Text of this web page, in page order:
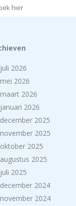
juli 2026
mei 2026
maart 2026
januari 2026
december 2025
november 2025
oktober 2025
augustus 2025
juli 2025
december 2024
november 2024